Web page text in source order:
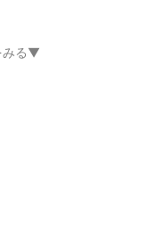
みる▼